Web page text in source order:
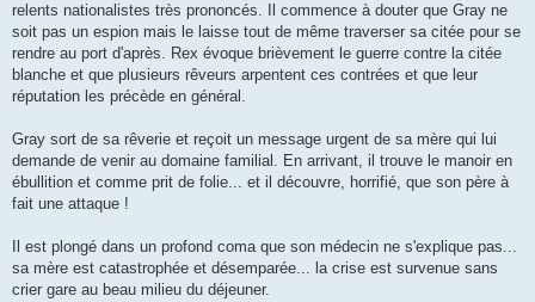
relents nationalistes très prononcés. Il commence à douter que Gray ne
soit pas un espion mais le laisse tout de même traverser sa citée pour se
rendre au port d'après. Rex évoque brièvement le guerre contre la citée
blanche et que plusieurs rêveurs arpentent ces contrées et que leur
réputation les précède en général.
Gray sort de sa rêverie et reçoit un message urgent de sa mère qui lui
demande de venir au domaine familial. En arrivant, il trouve le manoir en
ébullition et comme prit de folie... et il découvre, horrifié, que son père à
fait une attaque !
Il est plongé dans un profond coma que son médecin ne s'explique pas...
sa mère est catastrophée et désemparée... la crise est survenue sans
crier gare au beau milieu du déjeuner.